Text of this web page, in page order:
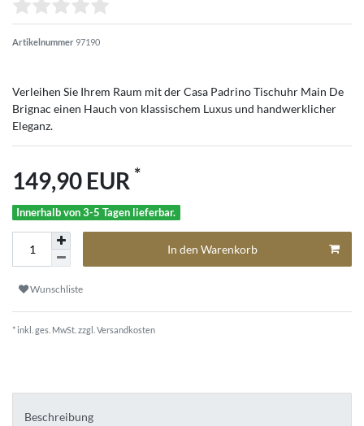
Artikelnummer 97190
Verleihen Sie Ihrem Raum mit der Casa Padrino Tischuhr Main De
Brignac einen Hauch von klassischem Luxus und handwerklicher
Eleganz.
149,90 EUR *
Innerhalb von 3-5 Tagen lieferbar.
In den Warenkorb
Wunschliste
* inkl. ges. MwSt. zzgl. Versandkosten
Beschreibung